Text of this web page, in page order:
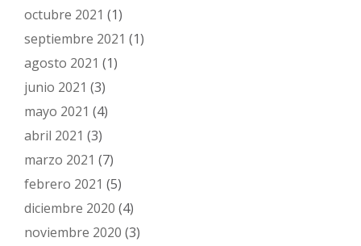
octubre 2021 (1)
septiembre 2021 (1)
agosto 2021 (1)
junio 2021 (3)
mayo 2021 (4)
abril 2021 (3)
marzo 2021 (7)
febrero 2021 (5)
diciembre 2020 (4)
noviembre 2020 (3)